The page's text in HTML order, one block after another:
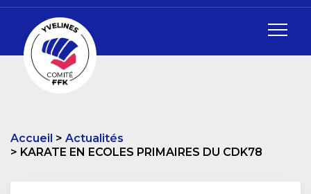
Accueil
Actualités
KARATE EN ECOLES PRIMAIRES DU CDK78